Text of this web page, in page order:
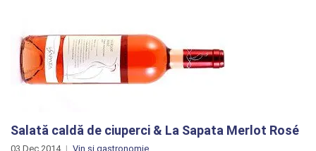
Salată caldă de ciuperci & La Sapata Merlot Rosé
03 Dec 2014 Vin și gastronomie